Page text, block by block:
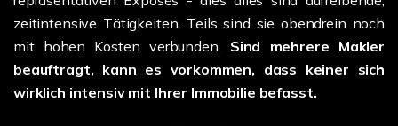
zeitintensive Tätigkeiten. Teils sind sie obendrein noch
mit hohen Kosten verbunden. Sind mehrere Makler
beauftragt, kann es vorkommen, dass keiner sich
wirklich intensiv mit Ihrer Immobilie befasst.